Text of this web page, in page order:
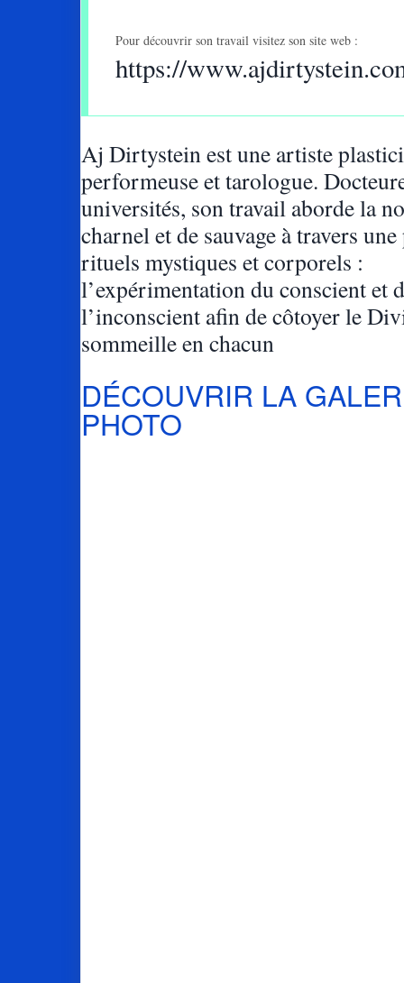
Pour découvrir son travail visitez son site web :
https://
Aj Dirtystein est une artiste
performeuse et tarologue.
universités, son travail aborde la
charnel et de sauvage à travers
rituels mystiques et corporels :
l’expérimentation du conscient et
l’inconscient afin de côtoyer le
sommeille en chacun
DÉCOUVRIR LA
PHOTO